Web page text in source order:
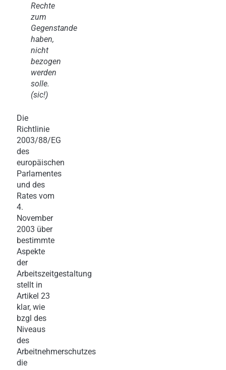
Rechte
zum
Gegenstande
haben,
nicht
bezogen
werden
solle.
(sic!)
Die
Richtlinie
2003/88/EG
des
europäischen
Parlamentes
und des
Rates vom
4.
November
2003 über
bestimmte
Aspekte
der
Arbeitszeitgestaltung
stellt in
Artikel 23
klar, wie
bzgl des
Niveaus
des
Arbeitnehmerschutzes
die